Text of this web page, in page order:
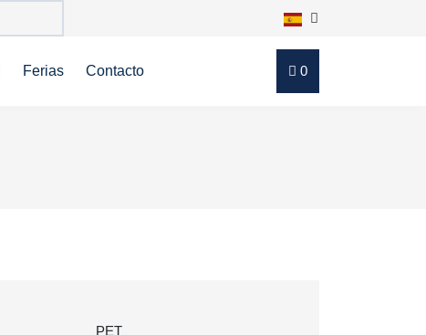
Ferias Contacto 0
PET